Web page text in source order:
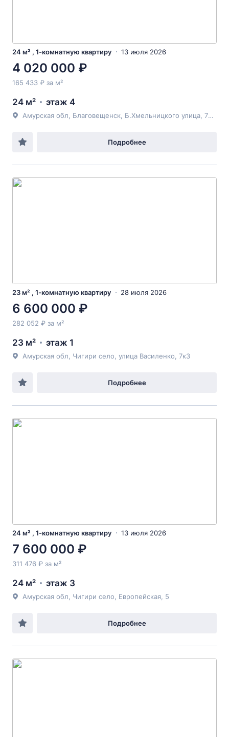
24 м² , 1-комнатную квартиру 13 июля 2026
4 020 000 ₽
165 433 ₽ за м²
24 м² этаж 4
Амурская обл, Благовещенск, Б.Хмельницкого улица, 78/4
Подробнее
23 м² , 1-комнатную квартиру 28 июля 2026
6 600 000 ₽
282 052 ₽ за м²
23 м² этаж 1
Амурская обл, Чигири село, улица Василенко, 7к3
Подробнее
24 м² , 1-комнатную квартиру 13 июля 2026
7 600 000 ₽
311 476 ₽ за м²
24 м² этаж 3
Амурская обл, Чигири село, Европейская, 5
Подробнее